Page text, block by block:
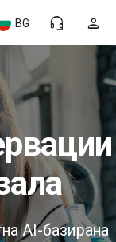
person
headset_mic
BG
AI-базирана